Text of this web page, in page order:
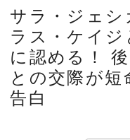
LIFESTYLE
CULTURE
CELEBRITY
COLLECTION
サラ・ジェシ
ラス・ケイジ
に認める！
との交際が短
告白